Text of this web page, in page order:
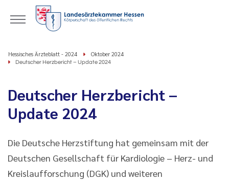
Hessisches Ärzteblatt - 2024 Oktober 2024
Deutscher Herzbericht – Update 2024
Deutscher Herzbericht –
Update 2024
Die Deutsche Herzstiftung hat gemeinsam mit der
Deutschen Gesellschaft für Kardiologie – Herz- und
Kreislaufforschung (DGK) und weiteren